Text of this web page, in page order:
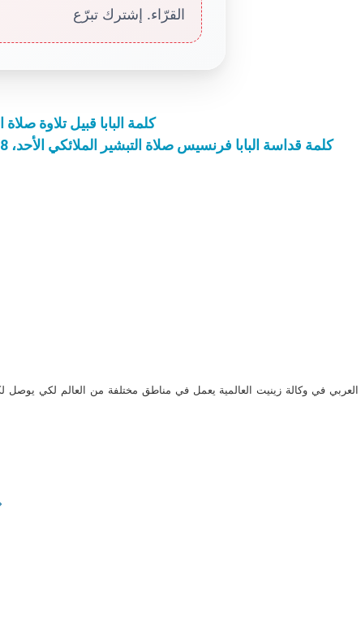
القرّاء. إشترك تبرّع
كلمة البابا قبيل تلاوة
كلمة قداسة البابا فرنسيس صلاة التبشير الملائكي الأحد، 08 فبراير / شباط 2015 ساحة القديس بطرس
في وكالة زينيت العالمية يعمل في مناطق مختلفة من العالم لكي